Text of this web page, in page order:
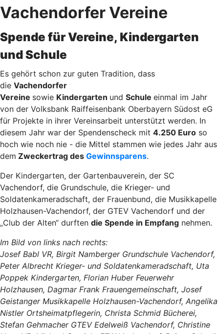
Vachendorfer Vereine
Spende für Vereine, Kindergarten
und Schule
Es gehört schon zur guten Tradition, dass
die Vachendorfer
Vereine sowie Kindergarten und Schule einmal im Jahr
von der Volksbank Raiffeisenbank Oberbayern Südost eG
für Projekte in ihrer Vereinsarbeit unterstützt werden. In
diesem Jahr war der Spendenscheck mit 4.250 Euro so
hoch wie noch nie - die Mittel stammen wie jedes Jahr aus
dem Zweckertrag des Gewinnsparens.
Der Kindergarten, der Gartenbauverein, der SC
Vachendorf, die Grundschule, die Krieger- und
Soldatenkameradschaft, der Frauenbund, die Musikkapelle
Holzhausen-Vachendorf, der GTEV Vachendorf und der
„Club der Alten“ durften die Spende in Empfang nehmen.
Im Bild von links nach rechts:
Josef Babl VR, Birgit Namberger Grundschule Vachendorf,
Peter Albrecht Krieger- und Soldatenkameradschaft, Uta
Poppek Kindergarten, Florian Huber Feuerwehr
Holzhausen, Dagmar Frank Frauengemeinschaft, Josef
Geistanger Musikkapelle Holzhausen-Vachendorf, Angelika
Nistler Ortsheimatpflegerin, Christa Schmid Bücherei,
Stefan Gehmacher GTEV Edelweiß Vachendorf, Christine